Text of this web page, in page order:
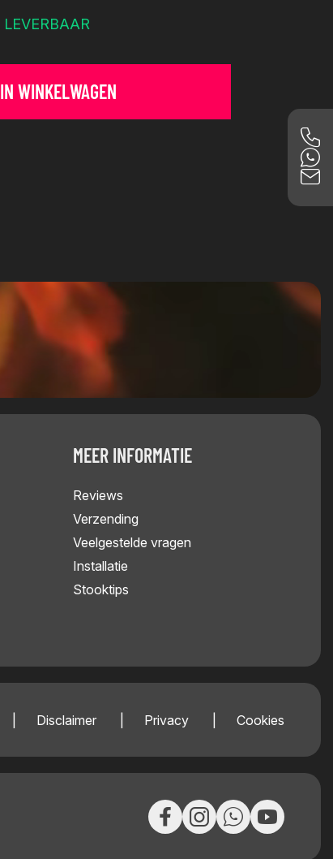
LEVERBAAR
IN WINKELWAGEN
MEER INFORMATIE
Reviews
Verzending
Veelgestelde vragen
Installatie
Stooktips
Disclaimer Privacy Cookies